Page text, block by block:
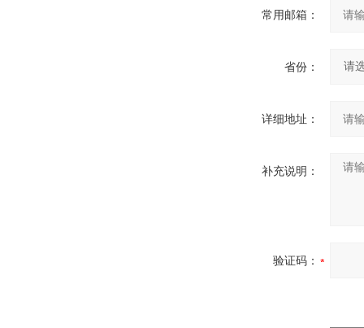
常用邮箱：
省份：
详细地址：
补充说明：
验证码：